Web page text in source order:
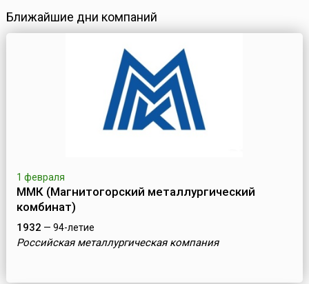
Ближайшие дни компаний
1 февраля
ММК (Магнитогорский металлургический
комбинат)
1932 — 94-летие
Российская металлургическая компания